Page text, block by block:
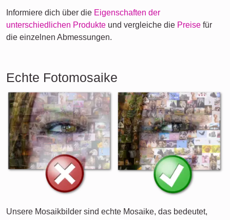
Informiere dich über die Eigenschaften der
unterschiedlichen Produkte und vergleiche die Preise für
die einzelnen Abmessungen.
Echte Fotomosaike
Unsere Mosaikbilder sind echte Mosaike, das bedeutet,